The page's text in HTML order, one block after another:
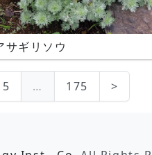
サギリソウ
5 … 175 >